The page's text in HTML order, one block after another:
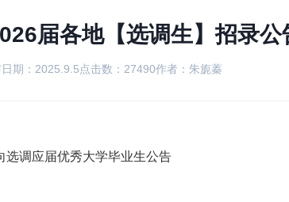
届各地【选调生】招录公
期：2025.9.5点击数：27490作者：朱旎蓁
选调应届优秀大学毕业生公告